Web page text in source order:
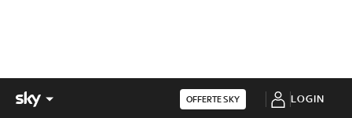
OFFERTE SKY LOGIN